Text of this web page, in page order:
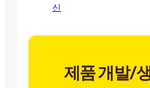
신
제품 개발/